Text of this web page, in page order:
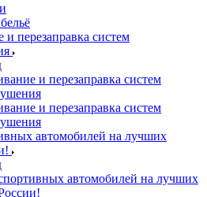
перезаправка систем
и перезаправка систем
и перезаправка систем
автомобилей на лучших
автомобилей на лучших